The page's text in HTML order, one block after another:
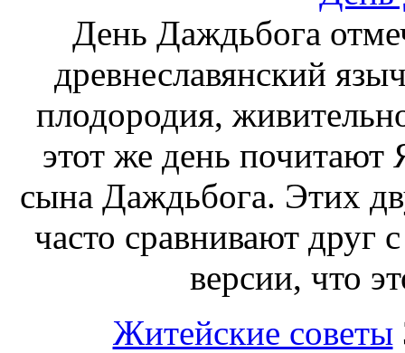
День Даждьбога
древнеславянский
плодородия,
этот же день
сына Даждьбога. Этих
часто сравнивают друг
версии, что
Житейские советы